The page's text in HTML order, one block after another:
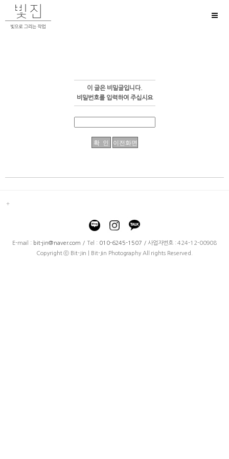
이 글은 비밀글입니다.
비밀번호를 입력하여 주십시요
E-mail : bit-jin@naver.com / Tel : 010-6245-1507 / 사업자번호 : 424-12-00908
Copyright ⓒ Bit-Jin | Bit-Jin Photography All rights Reserved.